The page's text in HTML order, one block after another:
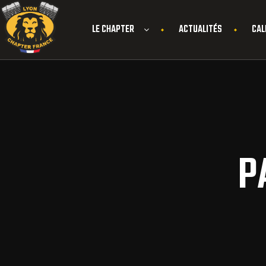
LE CHAPTER ACTUALITÉS